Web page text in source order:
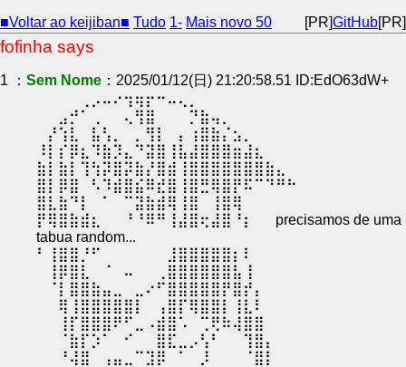
■Voltar ao keijiban■ Tudo 1- Mais novo 50 [PR]GitHub[PR]
fofinha says
1 ： Sem Nome ：2025/01/12(日) 21:20:58.51 ID:EdO63dW+
⠀⠀⠀⠀⢀⡠⠤⠔⢲⢶⡖⠒⠤⢄⡀⠀⠀⠀⠀⠀⠀⠀⠀⠀
⠀⠀⣠⡚⠁⢀⠀⠀⢄⢻⣿⠀⠀⠀⡙⣷⢤⡀⠀⠀⠀⠀⠀⠀
⠀⡜⢱⣇⠀⣧⢣⡀⠀⡀⢻⡇⠀⡄⢰⣿⣷⡌⣢⡀⠀⠀⠀⠀
⠸⡇⡎⡿⣆⠹⣷⡹⣄⠙⣽⣿⢸⣧⣼⣿⣿⣿⣶⣼⣆⠀⠀⠀
⣷⡇⣷⡇⢹⢳⡽⣿⡽⣷⡜⣿⣾⢸⣿⣿⣿⣿⣿⣿⣿⣷⣄⠀
⣿⡇⡿⣿⠀⠣⠹⣾⣿⣮⠿⣞⣿⢸⣿⣛⢿⣿⡟⠯⠉⠙⠛⠓
⣿⣇⣷⠙⡇⠀⠁⠀⠉⣽⣷⣾⢿⢸⣿⠀⢸⣿⢿⠀⠀⠀⠀⠀
⡟⢿⣿⣷⣾⣆⠀⠀⠘⠘⠿⠛⢸⣼⣿⢖⣼⣿⠘⡆⠀⠀precisamos de uma
tabua random...⠀⠀⠀
⠃⢸⣿⣿⡘⠋⠀⠀⠀⠀⠀⠀⣸⣿⣿⣿⣿⣿⡆⠇⠀⠀⠀⠀
⠀⢸⡿⣿⣇⠀⠈⠀⠤⠀⠀⢀⣿⣿⣿⣿⣿⣿⣧⢸⠀⠀⠀⠀
⠀⠈⡇⣿⣿⣷⣤⣀⠀⣀⠔⠋⣿⣿⣿⣿⣿⡟⣿⡞⡄⠀⠀⠀
⠀⠀⢿⢸⣿⣿⣿⣿⣿⡇⠀⢠⣿⡏⢿⣿⣿⡇⢸⣇⠇⠀⠀⠀
⠀⠀⢸⡏⣿⣿⣿⠟⠋⣀⠠⣾⣿⠡⠀⢉⢟⠷⢼⣿⣿⠀⠀⠀
⠀⠀⠈⣷⡏⡱⠁⠀⠊⠀⠀⣿⣏⣀⡠⢣⠃⠀⠀⢹⣿⡄⠀⠀
⠀⠀⠘⢼⣿⠀⢠⣤⣀⠉⣹⡿⠀⠁⠀⡸⠀⠀⠀⠈⣿⡇⠀⠀